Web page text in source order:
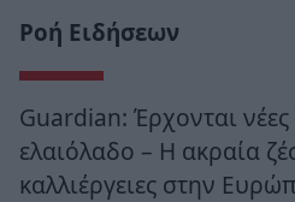
Ροή Ειδήσεων
Guardian: Έρχονται νέες
ελαιόλαδο – Η ακραία
καλλιέργειες στην